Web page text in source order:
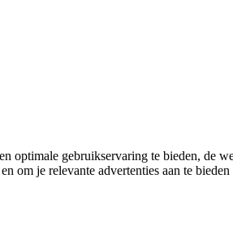
gebruikservaring te bieden, de
om je relevante advertenties aan te